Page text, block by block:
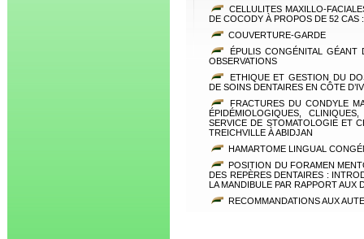
CELLULITES MAXILLO-
DE COCODY À PROPOS DE 52 CAS
COUVERTURE-GARDE
ÉPULIS CONGÉNITAL
OBSERVATIONS
ETHIQUE ET GESTION DU
DE SOINS DENTAIRES EN CÔTE
FRACTURES DU CONDYLE
ÉPIDÉMIOLOGIQUES,
SERVICE DE STOMATOLOGIE ET
TREICHVILLE À ABIDJAN
HAMARTOME LINGUAL
POSITION DU FORAMEN
DES REPÈRES DENTAIRES :
LA MANDIBULE PAR RAPPORT AUX
RECOMMANDATIONS AUX